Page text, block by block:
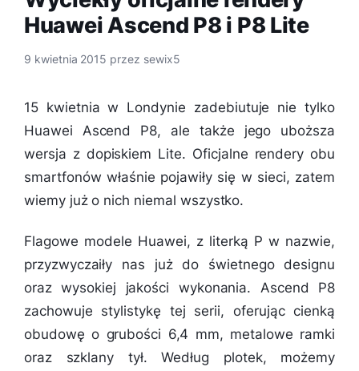
Huawei Ascend P8 i P8 Lite
9 kwietnia 2015 przez sewix5
15 kwietnia w Londynie zadebiutuje nie tylko
Huawei Ascend P8, ale także jego uboższa
wersja z dopiskiem Lite. Oficjalne rendery obu
smartfonów właśnie pojawiły się w sieci, zatem
wiemy już o nich niemal wszystko.
Flagowe modele Huawei, z literką P w nazwie,
przyzwyczaiły nas już do świetnego designu
oraz wysokiej jakości wykonania. Ascend P8
zachowuje stylistykę tej serii, oferując cienką
obudowę o grubości 6,4 mm, metalowe ramki
oraz szklany tył. Według plotek, możemy